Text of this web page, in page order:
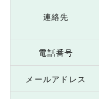
連絡先
電話番号
メールアドレス